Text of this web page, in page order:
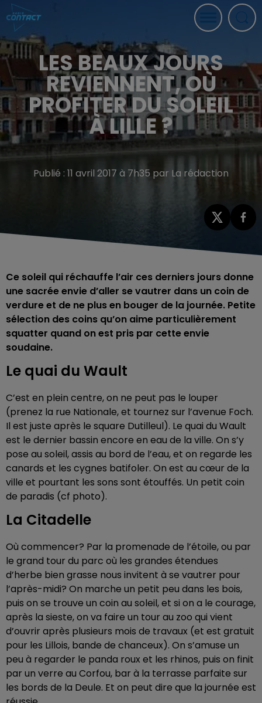
LES BEAUX JOURS
REVIENNENT, OÙ
PROFITER DU SOLEIL
À LILLE ?
Publié : 11 avril 2017 à 7h35 par La rédaction
Ce soleil qui réchauffe l’air ces derniers jours donne
une sacrée envie d’aller se vautrer dans un coin de
verdure et de ne plus en bouger de la journée. Petite
sélection des coins qu’on aime particulièrement
squatter quand on est pris par cette envie
soudaine.
Le quai du Wault
C’est en plein centre, on ne peut pas le louper
(prenez la rue Nationale, et tournez sur l’avenue Foch.
Il est juste après le square Dutilleul). Le quai du Wault
est le dernier bassin encore en eau de la ville. On s’y
pose au soleil, assis au bord de l’eau, et on regarde les
canards et les cygnes batifoler. On est au cœur de la
ville et pourtant les sons sont étouffés. Un petit coin
de paradis (cf photo).
La Citadelle
Où commencer? Par la promenade de l’étoile, ou par
le grand tour du parc où les grandes étendues
d’herbe bien grasse nous invitent à se vautrer pour
l’après-midi? On marche un petit peu dans les bois,
puis on se trouve un coin au soleil, et si on a le courage,
après la sieste, on va faire un tour au zoo qui vient
d’ouvrir après plusieurs mois de travaux (et est gratuit
pour les Lillois, bande de chanceux). On s’amuse un
peu à regarder le panda roux et les rhinos, puis on finit
par un verre au Corfou, bar à la terrasse parfaite sur
les bords de la Deule. Et on peut dire que la journée est